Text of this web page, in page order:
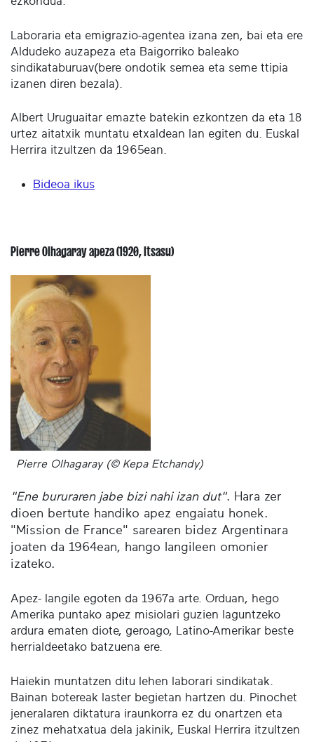
Laboraria eta emigrazio-agentea izana zen, bai eta ere
Aldudeko auzapeza eta Baigorriko baleako
sindikataburuav(bere ondotik semea eta seme ttipia
izanen diren bezala).
Albert Uruguaitar emazte batekin ezkontzen da eta 18
urtez aitatxik muntatu etxaldean lan egiten du. Euskal
Herrira itzultzen da 1965ean.
Bideoa ikus
Pierre Olhagaray apeza (1920, Itsasu)
Pierre Olhagaray (© Kepa Etchandy)
"Ene bururaren jabe bizi nahi izan dut". Hara zer
dioen bertute handiko apez engaiatu honek.
"Mission de France" sarearen bidez Argentinara
joaten da 1964ean, hango langileen omonier
izateko.
Apez- langile egoten da 1967a arte. Orduan, hego
Amerika puntako apez misiolari guzien laguntzeko
ardura ematen diote, geroago, Latino-Amerikar beste
herrialdeetako batzuena ere.
Haiekin muntatzen ditu lehen laborari sindikatak.
Bainan botereak laster begietan hartzen du. Pinochet
jeneralaren diktatura iraunkorra ez du onartzen eta
zinez mehatxatua dela jakinik, Euskal Herrira itzultzen